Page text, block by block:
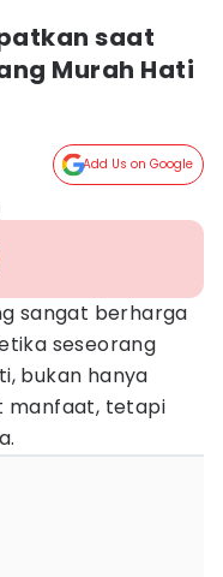
saat
Murah Hati
Add Us on Google
sangat berharga
seseorang
bukan hanya
manfaat, tetapi